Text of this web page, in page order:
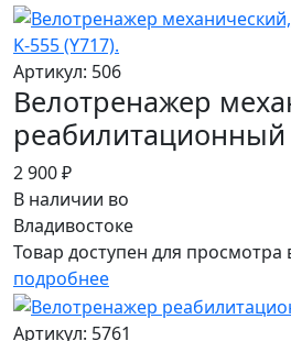
Артикул: 506
Велотренажер
реабилитационный
2 900 ₽
В наличии во
Владивостоке
Товар доступен для просмотра
подробнее
Артикул: 5761